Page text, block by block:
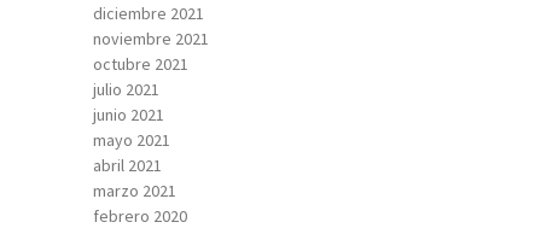
diciembre 2021
noviembre 2021
octubre 2021
julio 2021
junio 2021
mayo 2021
abril 2021
marzo 2021
febrero 2020